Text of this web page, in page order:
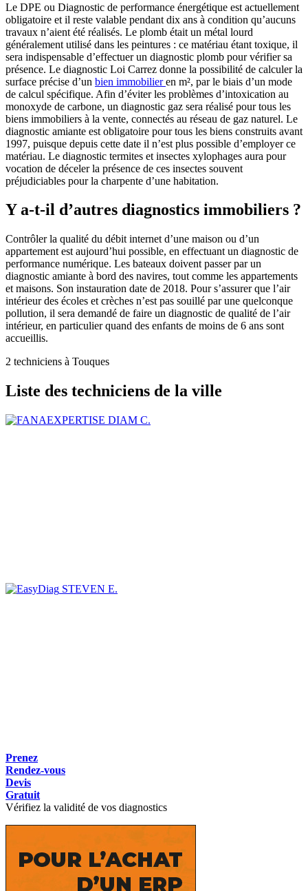
Le DPE ou Diagnostic de performance énergétique est actuellement
obligatoire et il reste valable pendant dix ans à condition qu’aucuns
travaux n’aient été réalisés. Le plomb était un métal lourd
généralement utilisé dans les peintures : ce matériau étant toxique, il
sera indispensable d’effectuer un diagnostic plomb pour vérifier sa
présence. Le diagnostic Loi Carrez donne la possibilité de calculer la
surface précise d’un bien immobilieren m², par le biais d’un mode
de calcul spécifique. Afin d’éviter les problèmes d’intoxication au
monoxyde de carbone, un diagnostic gaz sera réalisé pour tous les
biens immobiliers à la vente, connectés au réseau de gaz naturel. Le
diagnostic amiante est obligatoire pour tous les biens construits avant
1997, puisque depuis cette date il n’est plus possible d’employer ce
matériau. Le diagnostic termites et insectes xylophages aura pour
vocation de déceler la présence de ces insectes souvent
préjudiciables pour la charpente d’une habitation.
Y a-t-il d’autres diagnostics immobiliers ?
Contrôler la qualité du débit internet d’une maison ou d’un
appartement est aujourd’hui possible, en effectuant un diagnostic de
performance numérique. Les bateaux doivent passer par un
diagnostic amiante à bord des navires, tout comme les appartements
et maisons. Son instauration date de 2018. Pour s’assurer que l’air
intérieur des écoles et crèches n’est pas souillé par une quelconque
pollution, il sera demandé de faire un diagnostic de qualité de l’air
intérieur, en particulier quand des enfants de moins de 6 ans sont
accueillis.
2 techniciens à Touques
Liste des techniciens de la ville
DIAM C.
STEVEN E.
Prenez
Rendez-vous
Devis
Gratuit
Vérifiez la validité de vos diagnostics